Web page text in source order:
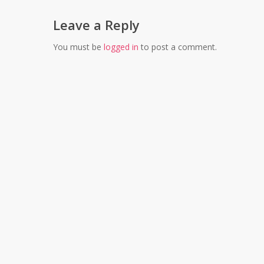
Leave a Reply
You must be logged in to post a comment.